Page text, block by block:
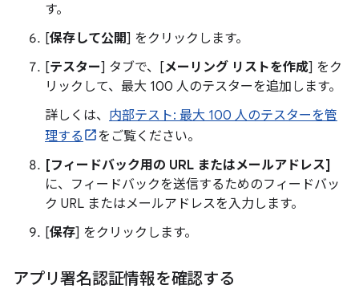
す。
[保存して公開] をクリックします。
[テスター] タブで、[メーリング リストを作成] をク
リックして、最大 100 人のテスターを追加します。
詳しくは、 内部テスト: 最大 100 人のテスターを管
理する
をご覧ください。
[フィードバック用の URL またはメールアドレス]
に、フィードバックを送信するためのフィードバッ
ク URL またはメールアドレスを入力します。
[保存] をクリックします。
アプリ署名認証情報を確認する